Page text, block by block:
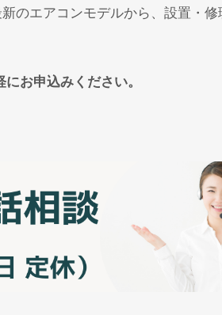
のエアコンモデルから、設置・修
お申込みください。